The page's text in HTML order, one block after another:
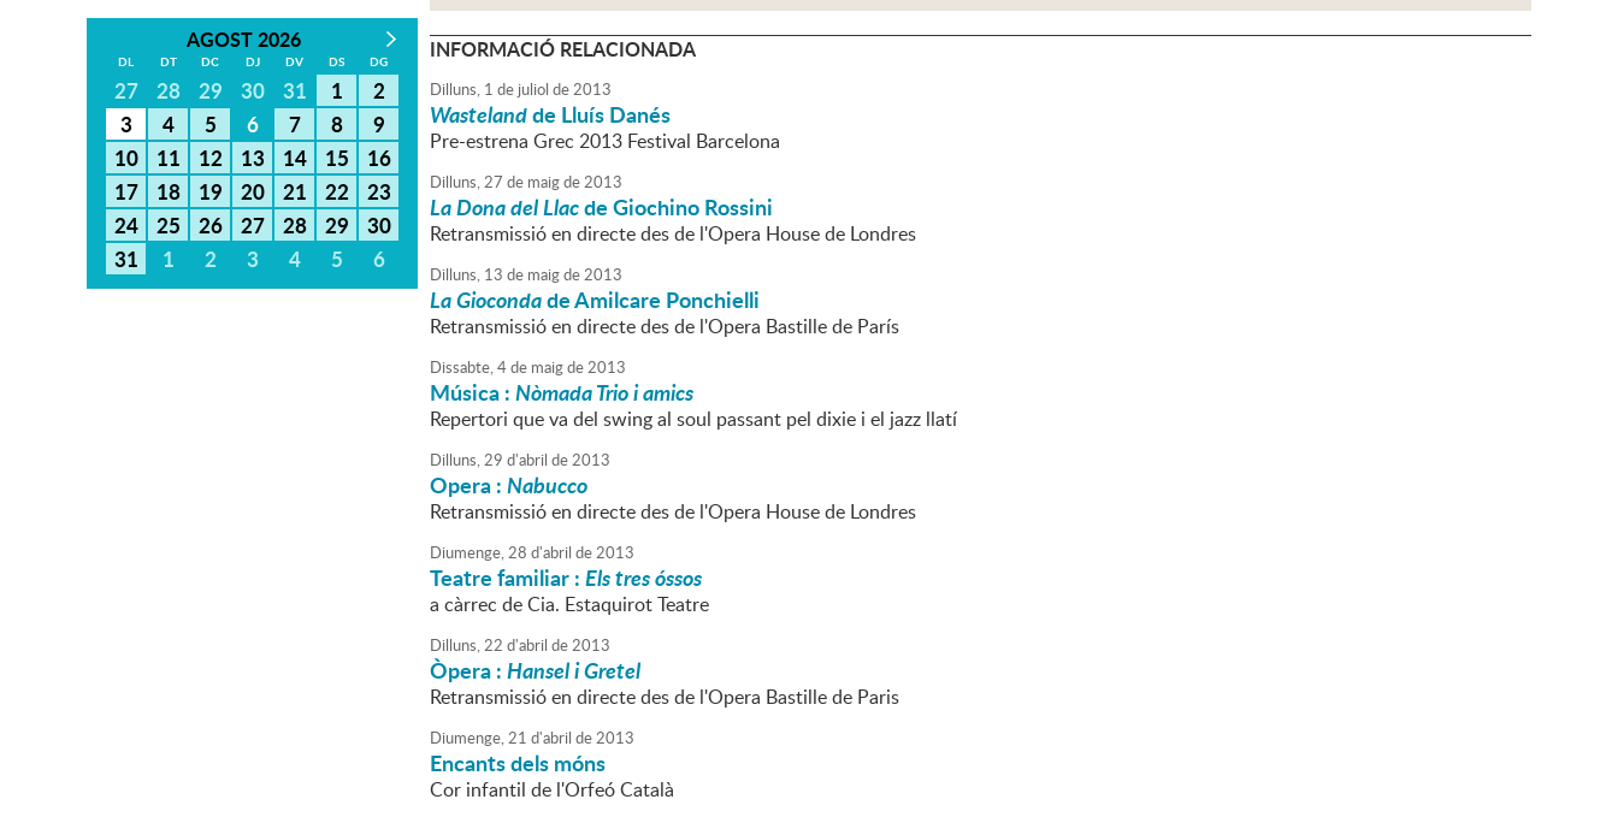
AGOST 2026
DL DT DC DJ DV DS DG
27 28 29 30 31 1
2
3
4 5 6 7 8
9
10
11 12 13 14 15
16
17
18 19 20 21 22
23
24
25 26 27 28 29
30
31
1 2 3 4 5 6
INFORMACIÓ RELACIONADA
Dilluns, 1 de juliol de2013
Wastelandde Lluís Danés
Pre-estrena Grec 2013 Festival Barcelona
Dilluns,27 de maigde2013
La Dona del Llacde Giochino Rossini
Retransmissió en directe des de l'Opera House de Londres
Dilluns, 13 de maigde2013
La Giocondade Amilcare Ponchielli
Retransmissió en directe des de l'Opera Bastille de París
Dissabte,4de maigde2013
Música :Nòmada Trio i amics
Repertori que va del swing al soul passant pel dixie i el jazz llatí
Dilluns,29 d'abril de2013
Opera :Nabucco
Retransmissió en directe des de l'Opera House de Londres
Diumenge,28 d'abril de2013
Teatre familiar :Els tres óssos
a càrrec de Cia. Estaquirot Teatre
Dilluns,22 d'abril de2013
Òpera :Hansel i Gretel
Retransmissió en directe des de l'Opera Bastille de Paris
Diumenge,21 d'abril de2013
Encants dels móns
Cor infantil de l'Orfeó Català